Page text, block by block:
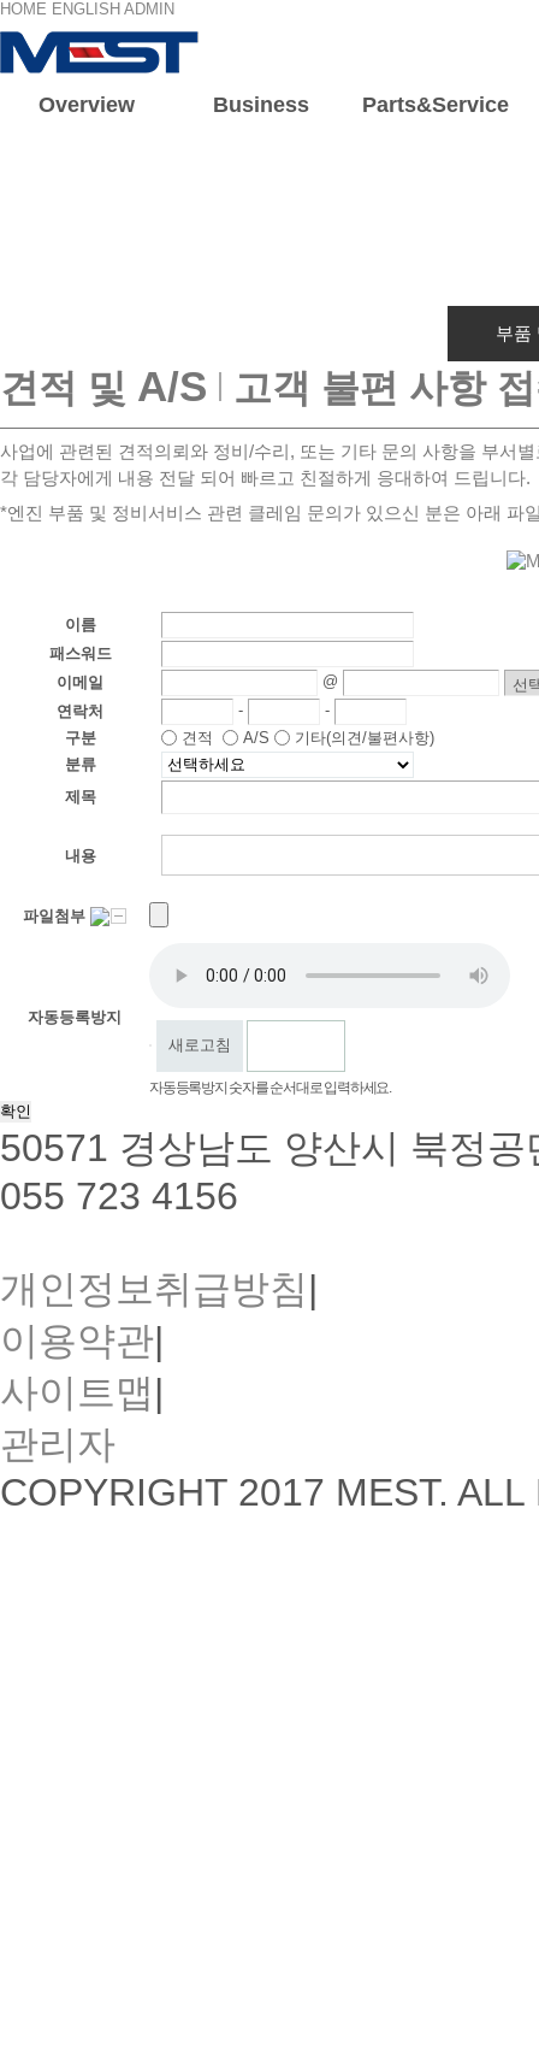
HOME ENGLISH ADMIN
Overview Business Parts&Service
부품
견적 및 A/S 고객 불편 사항
사업에 관련된 견적의뢰와 정비/수리, 또는 기타 문의 사항을 부서
각 담당자에게 내용 전달 되어 빠르고 친절하게 응대하여 드립니다.
*엔진 부품 및 정비서비스 관련 클레임 문의가 있으신 분은 아래
이름
패스워드
이메일
@
연락처
-
-
구분
견적 A/S
기타(의견/불편사항)
분류
제목
내용
파일첨부
자동등록방지
새로고침
자동등록방지 숫자를 순서대로 입력하세요.
50571 경상남도 양산시 북정공
055 723 4156
개인정보취급방침|
이용약관|
사이트맵|
관리자
COPYRIGHT 2017 MEST.